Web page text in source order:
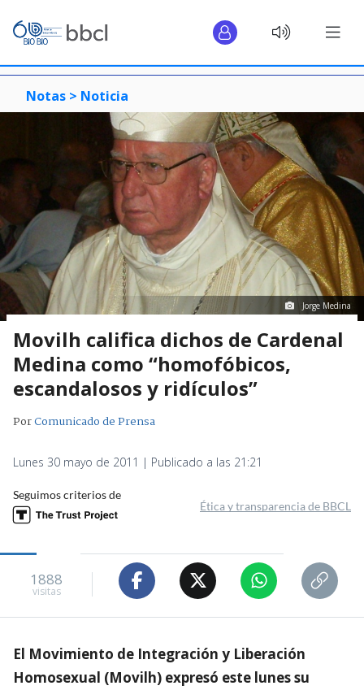
Notas > Noticia
Jorge Medina
Movilh califica dichos de Cardenal
Medina como “homofóbicos,
escandalosos y ridículos”
PorComunicado de Prensa
Lunes 30 mayo de 2011 | Publicado a las 21:21
Seguimos criterios de
Ética y transparencia de BBCL
1888
visitas
El Movimiento de Integración y Liberación
Homosexual (Movilh) expresó este lunes su